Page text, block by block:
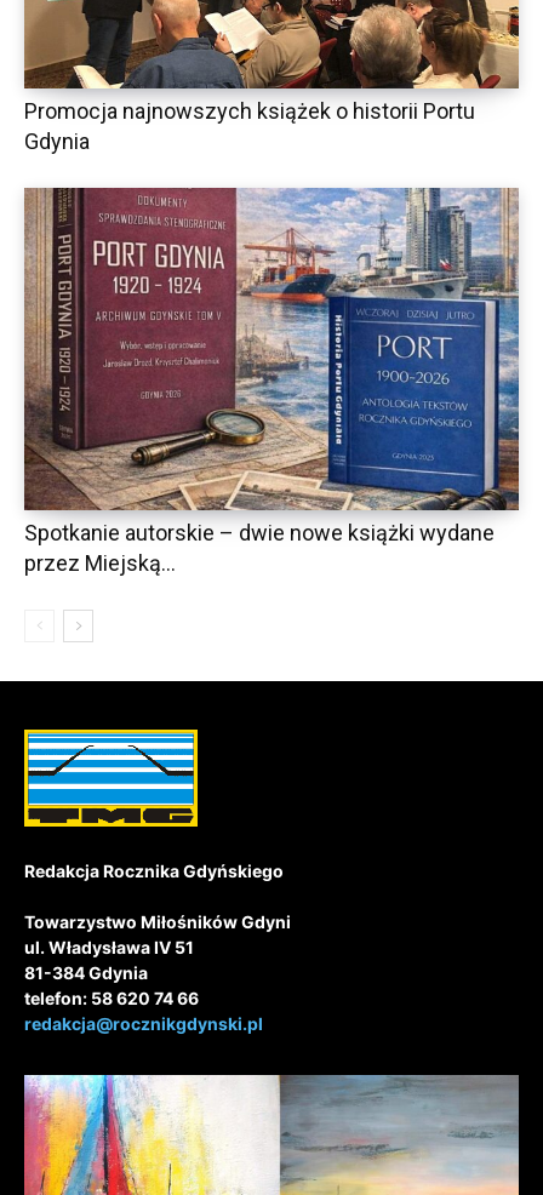
Promocja najnowszych książek o historii Portu
Gdynia
Spotkanie autorskie – dwie nowe książki wydane
przez Miejską...
Redakcja Rocznika Gdyńskiego
Towarzystwo Miłośników Gdyni
ul. Władysława IV 51
81-384 Gdynia
telefon: 58 620 74 66
redakcja@rocznikgdynski.pl